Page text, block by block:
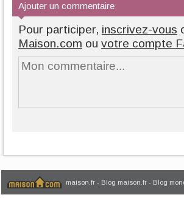
Ajouter un commentaire
Pour participer, inscrivez-vous
Maison.com ou votre compte
maison.fr - Blog maison.fr - Blog